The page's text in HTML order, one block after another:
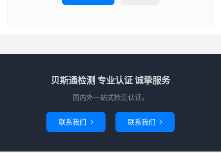
贝斯通检测 专业认证 诚挚服务
国内外一站式检测认证。
联系我们  联系我们 